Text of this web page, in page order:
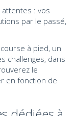
: vos
par le passé,
à pied, un
challenges, dans
le
en fonction de